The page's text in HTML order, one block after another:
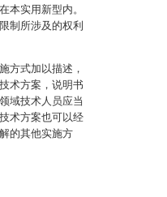
本实用新型内。
制所涉及的权利
方式加以描述，
术方案，说明书
域技术人员应当
术方案也可以经
的其他实施方